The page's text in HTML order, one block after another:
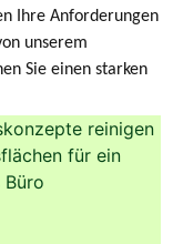
Ihre Anforderungen
unserem
Sie einen starken